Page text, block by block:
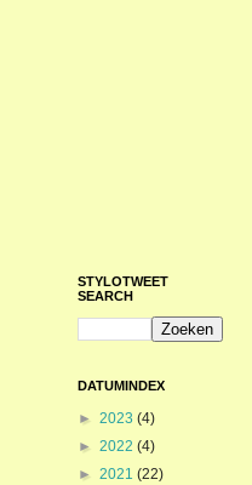
STYLOTWEET
SEARCH
DATUMINDEX
► 2023 (4)
► 2022 (4)
► 2021 (22)